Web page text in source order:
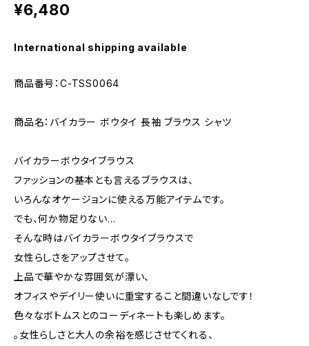
¥6,480
International shipping available
商品番号：C-TSS0064
商品名：バイカラー ボウタイ 長袖 ブラウス シャツ
バイカラーボウタイブラウス
ファッションの基本とも言えるブラウスは、
いろんなオケージョンに使える万能アイテムです。
でも、何か物足りない…
そんな時はバイカラーボウタイブラウスで
女性らしさをアップさせて。
上品で華やかな雰囲気が漂い、
オフィスやデイリー使いに重宝すること間違いなしです！
色々なボトムスとのコーディネートも楽しめます。
。女性らしさと大人の余裕を感じさせてくれる、